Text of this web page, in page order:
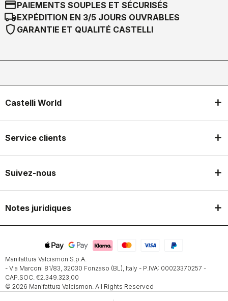
credit_cardPAIEMENTS SOUPLES ET SÉCURISÉS
local_shippingEXPÉDITION EN 3/5 JOURS OUVRABLES
shield GARANTIE ET QUALITÉ CASTELLI
Castelli World
Service clients
Suivez-nous
Notes juridiques
Manifattura Valcismon S.p.A.
- Via Marconi 81/83, 32030 Fonzaso (BL), Italy - P.IVA: 00023370257 -
CAP.SOC. €2.349.323,00
© 2026 Manifattura Valcismon. All Rights Reserved